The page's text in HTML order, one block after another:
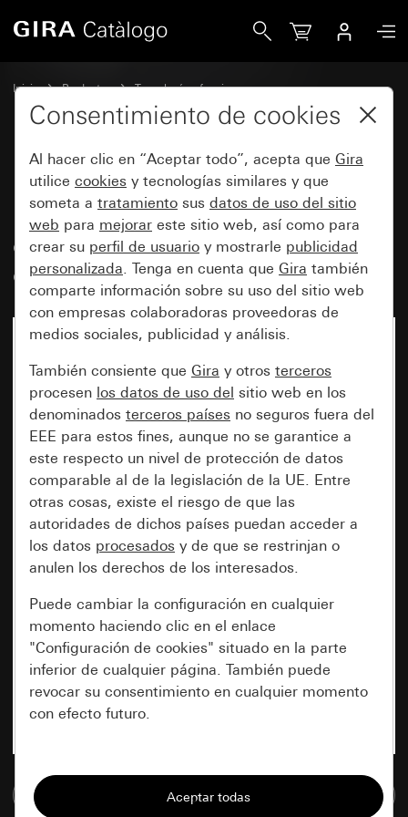
Inicio Productos
Tecnología y funciones
Mecanismos empotrables, accesorios
Pulsador basculante
Mecanismo de pulsador
basculante 10 A de 250 V~
contacto NA de 1 polo con
contacto de señalización aparte
Ir a la base de datos de medios
Consentimiento de cookies
Al hacer clic en “Aceptar todo”, acepta que Gira
utilice cookies y tecnologías similares y que
someta a tratamiento sus datos de uso del sitio
web para mejorar este sitio web, así como para
crear su perfil de usuario y mostrarle publicidad
personalizada. Tenga en cuenta que Gira también
comparte información sobre su uso del sitio web
con empresas colaboradoras proveedoras de
medios sociales, publicidad y análisis.
También consiente que Gira y otros terceros
procesen los datos de uso del sitio web en los
denominados terceros países no seguros fuera del
EEE para estos fines, aunque no se garantice a
este respecto un nivel de protección de datos
comparable al de la legislación de la UE. Entre
otras cosas, existe el riesgo de que las
autoridades de dichos países puedan acceder a
los datos procesados y de que se restrinjan o
anulen los derechos de los interesados.
Puede cambiar la configuración en cualquier
momento haciendo clic en el enlace
"Configuración de cookies" situado en la parte
inferior de cualquier página. También puede
revocar su consentimiento en cualquier momento
con efecto futuro.
Todas las cookies que necesitamos para